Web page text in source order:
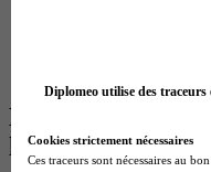
BTS Communication
Les intitulés de
les plus recherchés
Diplomeo utilise des traceurs
Cookies strictement nécessaires
Ces traceurs sont nécessaires au